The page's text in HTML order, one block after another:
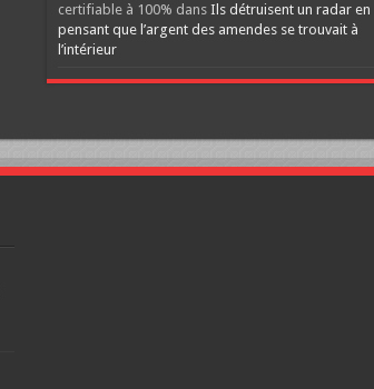
certifiable à 100% dans Ils détruisent un radar en
pensant que l’argent des amendes se trouvait à
l’intérieur